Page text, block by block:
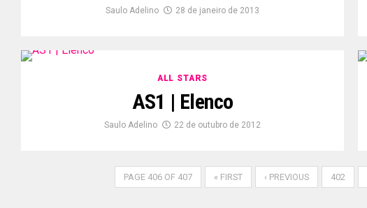
Saulo Adelino 28 de janeiro de 2013
ALL STARS
AS1 | Elenco
Saulo Adelino 22 de outubro de 2012
PAGE 406 OF 407 « FIRST ‹ PREVIOUS 402